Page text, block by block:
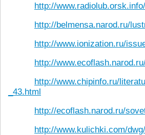
http://
http://belmensa.narod.ru/
http://www.ionization.ru/
http://
http://www.chipinfo.ru/
_43.html
http://ecoflash.narod.ru/
http://www.kulichki.com/